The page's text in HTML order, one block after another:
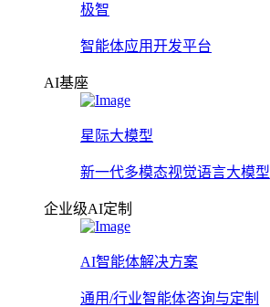
极智
智能体应用开发平台
AI基座
星际大模型
新一代多模态视觉语言大模型
企业级AI定制
AI智能体解决方案
通用/行业智能体咨询与定制